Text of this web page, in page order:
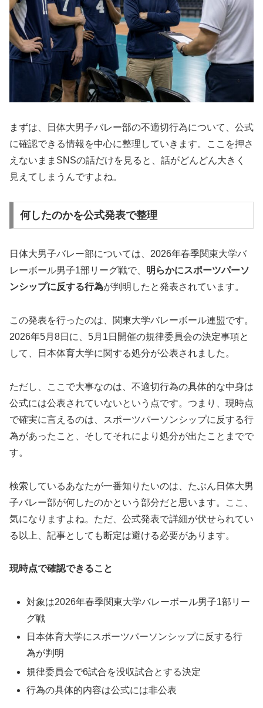
まずは、日体大男子バレー部の不適切行為について、公式
に確認できる情報を中心に整理していきます。ここを押さ
えないままSNSの話だけを見ると、話がどんどん大きく
見えてしまうんですよね。
何したのかを公式発表で整理
日体大男子バレー部については、2026年春季関東大学バ
レーボール男子1部リーグ戦で、 明らかにスポーツパーソ
ンシップに反する行為が判明したと発表されています。
この発表を行ったのは、関東大学バレーボール連盟です。
2026年5月8日に、5月1日開催の規律委員会の決定事項と
して、日本体育大学に関する処分が公表されました。
ただし、ここで大事なのは、 不適切行為の具体的な中身は
公式には公表されていないという点です。つまり、現時点
で確実に言えるのは、スポーツパーソンシップに反する行
為があったこと、そしてそれにより処分が出たことまでで
す。
検索しているあなたが一番知りたいのは、たぶん日体大男
子バレー部が何したのかという部分だと思います。ここ、
気になりますよね。ただ、公式発表で詳細が伏せられてい
る以上、記事としても断定は避ける必要があります。
現時点で確認できること
対象は2026年春季関東大学バレーボール男子1部リー
グ戦
日本体育大学にスポーツパーソンシップに反する行
為が判明
規律委員会で6試合を没収試合とする決定
行為の具体的内容は公式には非公表